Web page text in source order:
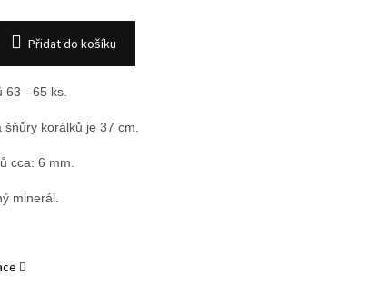
Přidat do košíku
63 - 65 ks.
šňůry korálků je 37 cm.
cca: 6 mm.
minerál.